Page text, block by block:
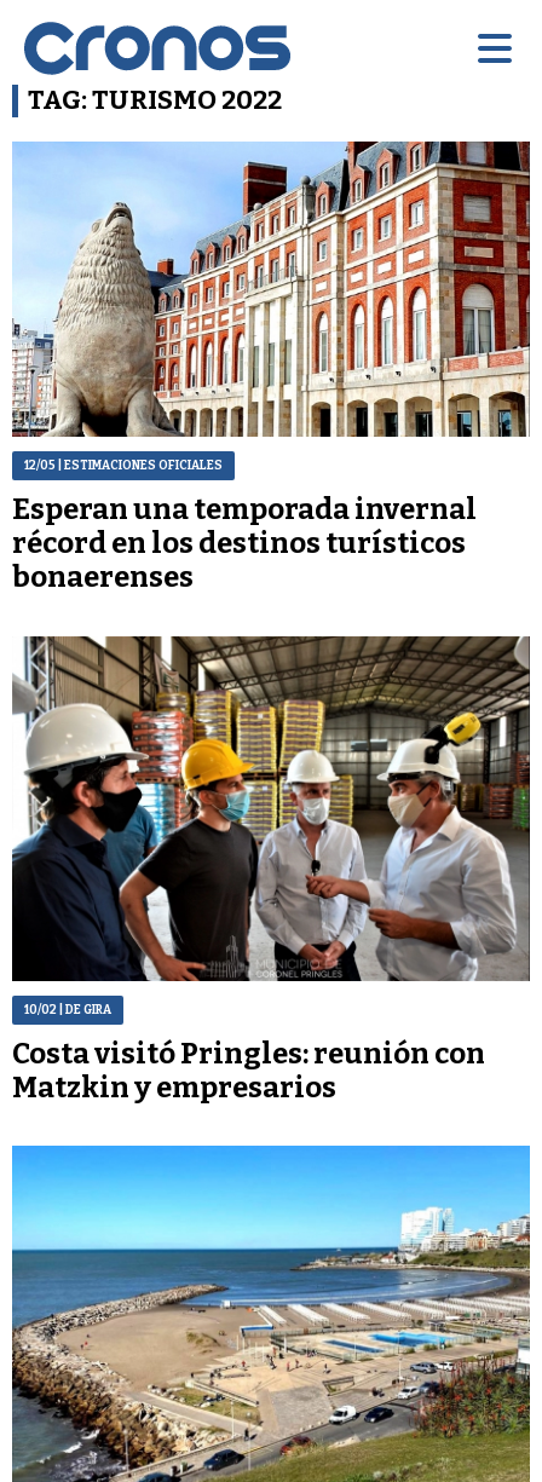
TAG: TURISMO 2022
12/05 | ESTIMACIONES OFICIALES
Esperan una temporada invernal
récord en los destinos turísticos
bonaerenses
10/02 | DE GIRA
Costa visitó Pringles: reunión con
Matzkin y empresarios